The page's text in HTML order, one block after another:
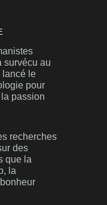
survécu au
lancé le
pour
passion
recherches
des
que la
la